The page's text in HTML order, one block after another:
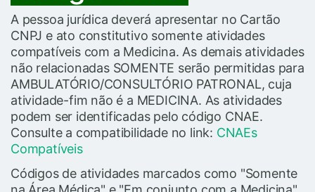
A pessoa jurídica deverá apresentar no Cartão
CNPJ e ato constitutivo somente atividades
compatíveis com a Medicina. As demais atividades
não relacionadas SOMENTE serão permitidas para
AMBULATÓRIO/CONSULTÓRIO PATRONAL, cuja
atividade-fim não é a MEDICINA. As atividades
podem ser identificadas pelo código CNAE.
Consulte a compatibilidade no link: CNAEs
Compatíveis
Códigos de atividades marcados como "Somente